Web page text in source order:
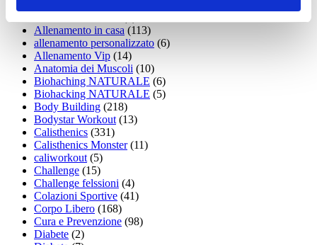
Allenamento in casa (113)
allenamento personalizzato (6)
Allenamento Vip (14)
Anatomia dei Muscoli (10)
Biohaching NATURALE (6)
Biohacking NATURALE (5)
Body Building (218)
Bodystar Workout(13)
Calisthenics (331)
Calisthenics Monster(11)
caliworkout(5)
Challenge (15)
Challenge felssioni (4)
Colazioni Sportive (41)
Corpo Libero (168)
Cura e Prevenzione (98)
Diabete (2)